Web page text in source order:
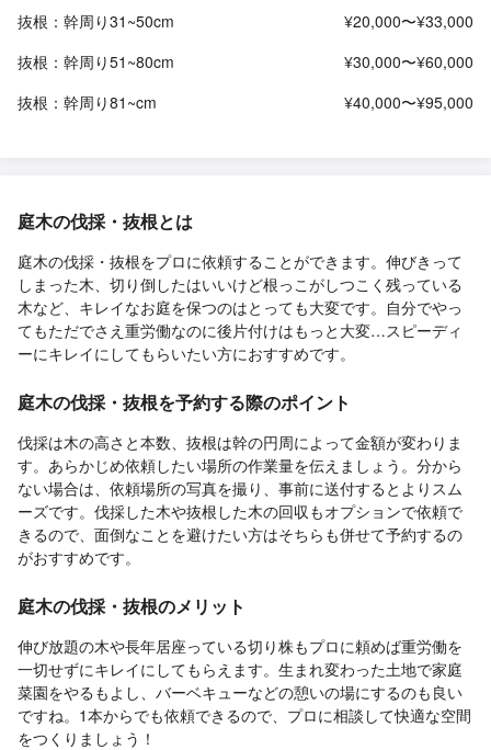
抜根：幹周り31~50cm
¥20,000〜¥33,000
抜根：幹周り51~80cm
¥30,000〜¥60,000
抜根：幹周り81~cm
¥40,000〜¥95,000
庭木の伐採・抜根とは
庭木の伐採・抜根をプロに依頼することができます。伸びきって
しまった木、切り倒したはいいけど根っこがしつこく残っている
木など、キレイなお庭を保つのはとっても大変です。自分でやっ
てもただでさえ重労働なのに後片付けはもっと大変…スピーディ
ーにキレイにしてもらいたい方におすすめです。
庭木の伐採・抜根を予約する際のポイント
伐採は木の高さと本数、抜根は幹の円周によって金額が変わりま
す。あらかじめ依頼したい場所の作業量を伝えましょう。分から
ない場合は、依頼場所の写真を撮り、事前に送付するとよりスム
ーズです。伐採した木や抜根した木の回収もオプションで依頼で
きるので、面倒なことを避けたい方はそちらも併せて予約するの
がおすすめです。
庭木の伐採・抜根のメリット
伸び放題の木や長年居座っている切り株もプロに頼めば重労働を
一切せずにキレイにしてもらえます。生まれ変わった土地で家庭
菜園をやるもよし、バーベキューなどの憩いの場にするのも良い
ですね。1本からでも依頼できるので、プロに相談して快適な空間
をつくりましょう！